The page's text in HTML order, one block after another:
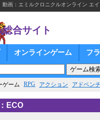
動画：エミルクロニクルオンライン エ
合サイト
オンラインゲーム フ
ゲーム RPG アクション アドベン
ECO